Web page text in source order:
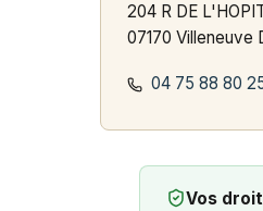
204 R DE
07170 Villeneuve
04 75 88 80
Vos